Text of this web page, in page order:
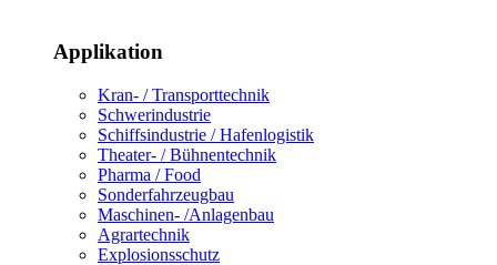
Applikation
Kran- / Transporttechnik
Schwerindustrie
Schiffsindustrie / Hafenlogistik
Theater- / Bühnentechnik
Pharma / Food
Sonderfahrzeugbau
Maschinen- /Anlagenbau
Agrartechnik
Explosionsschutz